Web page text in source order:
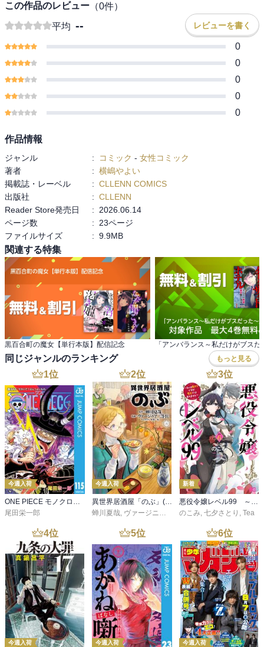
この作品のレビュー （0件）
平均 -- レビューを書く
0
0
0
0
0
作品情報
ジャンル : コミック - 女性コミック
著者
: 横嶋やよい
掲載誌・レーベル
: CLLENN COMICS
出版社
: CLLENN
Reader Store発売日
:
2026.06.14
ページ数
:
23ページ
ファイルサイズ
: 9.9MB
関連する特集
黒百合町の魔女【単行本版】配信記念
同じジャンルのランキング もっと見る
1位
今週入荷
ONE PIECE モノクロ版 115
尾田栄一郎
2位
今週入荷
異世界居酒屋「のぶ」(22)
蝉川夏哉, ヴァージニア二等兵 ,転
3位
新着
悪役令嬢レベル99 ～私は裏ボスですが魔王ではありません～ その６
のこみ, 七夕さとり , Tea
4位
今週入荷
5位
今週入荷
6位
今週入荷